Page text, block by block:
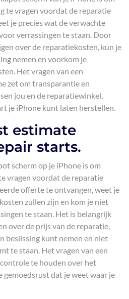
te vragen voordat de reparatie
je precies wat de verwachte
verrassingen te staan. Door
over de reparatiekosten, kun je
nemen en voorkom je
Het vragen van een
zet om transparantie en
jou en de reparatiewinkel,
je iPhone kunt laten herstellen.
estimate
starts.
scherm op je iPhone is om
vragen voordat de reparatie
offerte te ontvangen, weet je
zullen zijn en kom je niet
te staan. Het is belangrijk
over de prijs van de reparatie,
beslissing kunt nemen en niet
te staan. Het vragen van een
te houden over het
gemoedsrust dat je weet waar je